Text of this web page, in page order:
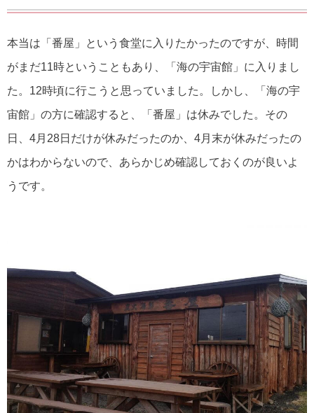
本当は「番屋」という食堂に入りたかったのですが、時間
がまだ11時ということもあり、「海の宇宙館」に入りまし
た。12時頃に行こうと思っていました。しかし、「海の宇
宙館」の方に確認すると、「番屋」は休みでした。その
日、4月28日だけが休みだったのか、4月末が休みだったの
かはわからないので、あらかじめ確認しておくのが良いよ
うです。